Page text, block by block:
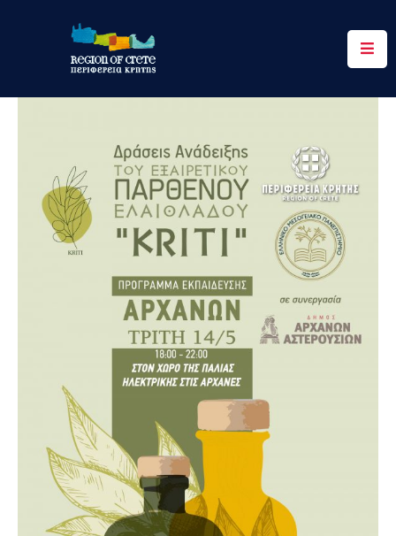
Περιφέρεια
Δράσεις
Ψηφιακές